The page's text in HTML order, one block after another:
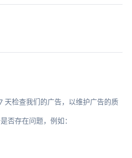
天检查我们的广告，以维护广告的质
否存在问题，例如：